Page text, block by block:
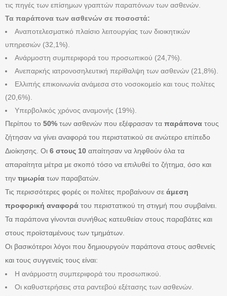
τις πηγές των επίσημων γραπτών παραπόνων των ασθενών.
Τα παράπονα των ασθενών σε ποσοστά:
Αναποτελεσματικό πλαίσιο λειτουργίας των διοικητικών
υπηρεσιών (32,1%).
Ανάρμοστη συμπεριφορά του προσωπικού (24,7%).
Ανεπαρκής ιατρονοσηλευτική περίθαλψη των ασθενών (21,8%).
Ελλιπής επικοινωνία ανάμεσα στο νοσοκομείο και τους πολίτες
(20,6%).
Υπερβολικός χρόνος αναμονής (19%).
Περίπου το 50% των ασθενών που εξέφρασαν τα παράπονα τους
ζήτησαν να γίνει αναφορά του περιστατικού σε ανώτερο επίπεδο
Διοίκησης. Οι 6 στους 10 απαίτησαν να ληφθούν όλα τα
απαραίτητα μέτρα με σκοπό τόσο να επιλυθεί το ζήτημα, όσο και
την τιμωρία των παραβατών.
Τις περισσότερες φορές οι πολίτες προβαίνουν σε άμεση
προφορική αναφορά του περιστατικού τη στιγμή που συμβαίνει.
Τα παράπονα γίνονται συνήθως κατευθείαν στους παραβάτες και
στους προϊσταμένους των τμημάτων.
Οι βασικότεροι λόγοι που δημιουργούν παράπονα στους ασθενείς
και τους συγγενείς τους είναι:
Η ανάρμοστη συμπεριφορά του προσωπικού.
Οι καθυστερήσεις στα ραντεβού εξέτασης των ασθενών.